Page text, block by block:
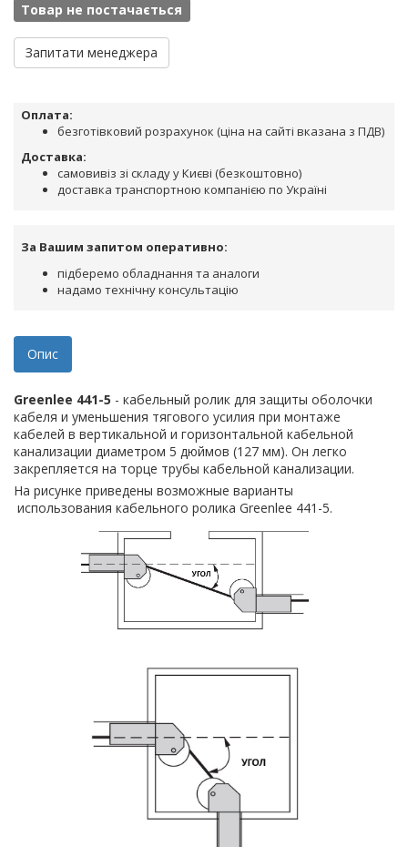
Товар не постачається
Запитати менеджера
Оплата:
безготівковий розрахунок (ціна на сайті вказана з ПДВ)
Доставка:
самовивіз зі складу у Києві (безкоштовно)
доставка транспортною компанією по Україні
За Вашим запитом оперативно:
підберемо обладнання та аналоги
надамо технічну консультацію
Опис
Greenlee 441-5 - кабельный ролик для защиты оболочки
кабеля и уменьшения тягового усилия при монтаже
кабелей в вертикальной и горизонтальной кабельной
канализации диаметром 5 дюймов (127 мм). Он легко
закрепляется на торце трубы кабельной канализации.
На рисунке приведены возможные варианты
использования кабельного ролика Greenlee 441-5.